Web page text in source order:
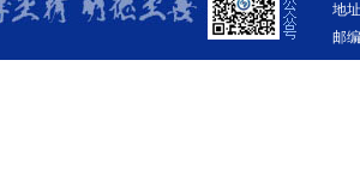
地
邮